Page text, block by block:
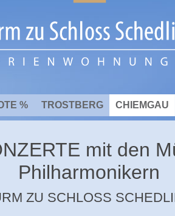
% TROSTBERG CHIEMGAU
mit den
Philharmonikern
ZU SCHLOSS